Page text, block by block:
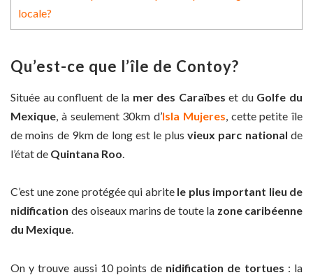
locale?
Qu’est-ce que l’île de Contoy?
Située au confluent de la mer des Caraïbes et du Golfe du
Mexique, à seulement 30km d’Isla Mujeres, cette petite île
de moins de 9km de long est le plus vieux parc national de
l’état de Quintana Roo.
C’est une zone protégée qui abrite le plus important lieu de
nidification des oiseaux marins de toute la zone caribéenne
du Mexique.
On y trouve aussi 10 points de nidification de tortues : la